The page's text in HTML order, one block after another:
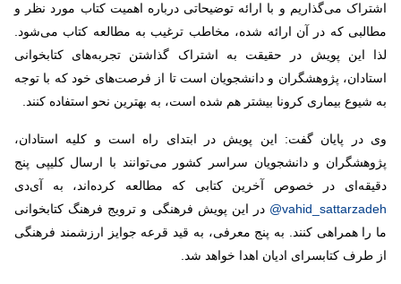
اشتراک می‌گذاریم و با ارائه توضیحاتی درباره اهمیت کتاب مورد نظر و
مطالبی که در آن ارائه شده، مخاطب ترغیب به مطالعه کتاب می‌شود.
لذا این پویش در حقیقت به اشتراک گذاشتن تجربه‌های کتابخوانی
استادان، پژوهشگران و دانشجویان است تا از فرصت‌های خود که با توجه
به شیوع بیماری کرونا بیشتر هم شده است، به بهترین نحو استفاده کنند.
وی در پایان گفت: این پویش در ابتدای راه است و کلیه استادان،
پژوهشگران و دانشجویان سراسر کشور می‌توانند با ارسال کلیپی پنج
دقیقه‌ای در خصوص آخرین کتابی که مطالعه کرده‌اند، به آی‌دی
@vahid_sattarzadeh در این پویش فرهنگی و ترویج فرهنگ کتابخوانی
ما را همراهی کنند. به پنج معرفی، به قید قرعه جوایز ارزشمند فرهنگی
از طرف کتابسرای ادیان اهدا خواهد شد.